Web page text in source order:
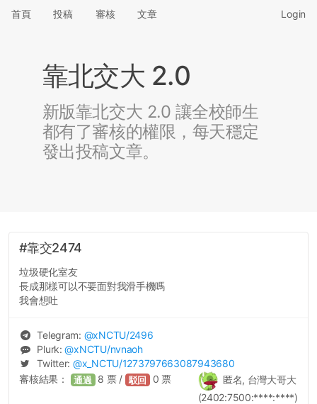
首頁 投稿 審核 文章 Login
靠北交大 2.0
新版靠北交大 2.0 讓全校師生
都有了審核的權限，每天穩定
發出投稿文章。
#靠交2474
垃圾硬化室友
長成那樣可以不要面對我滑手機嗎
我會想吐
Telegram: @xNCTU/2496
Plurk:@xNCTU/nvnaoh
Twitter: @x_NCTU/1273797663087943680
匿名, 台灣大哥大
(2402:7500:****:****)
審核結果： 通過 8 票 / 駁回 0 票